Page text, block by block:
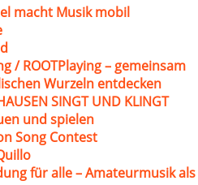
macht Musik mobil
/ ROOTPlaying – gemeinsam
Wurzeln entdecken
SINGT UND KLINGT
und spielen
Song Contest
für alle – Amateurmusik als